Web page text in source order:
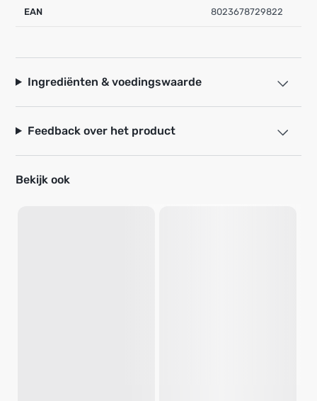
EAN 8023678729822
Ingrediënten & voedingswaarde
Feedback over het product
Bekijk ook